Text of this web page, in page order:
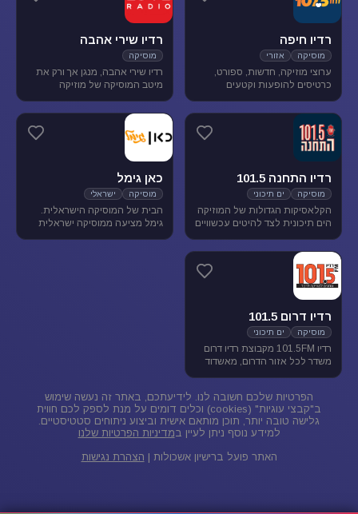
רדיו חיפה
מוסיקה אזורי
ערוצי מוזיקה, חדשות, ספורט,
כרטיסים להופעות וקטעים
רדיו שירי אהבה
מוסיקה
רדיו שירי אהבה, מנגן אך ורק את
מיטב המוסיקה של מוזיקה
והלהקות הטובות של שנות ה-80-
רדיו התחנה 101.5
מוסיקה ים תיכוני
הקלאסיקות הגדולות של המוזיקה
הים תיכונית לצד להיטים עכשוויים
בתדר 101.5 באיזור הצפון.
כאן גימל
מוסיקה ישראלי
הבית של המוסיקה הישראלית.
גימל מציעה ממוסיקה ישראלית
רדיו דרום 101.5
מוסיקה ים תיכוני
רדיו 101.5FM מקבוצת רדיו דרום
משדר לכל אזור הדרום, מאשדוד
הפרטיות שלכם חשובה לנו. לידיעתכם, באתר זה נעשה שימוש
ב"קבצי עוגיות" (cookies) וכלים דומים על מנת לספק לכם חווית
גלישה טובה יותר, תוכן מותאם אישית וביצוע ניתוחים סטטיסטיים.
למידע נוסף ניתן לעיין במדיניות הפרטיות שלנו
האתר פועל ברישיון אשכולות | הצהרת נגישות